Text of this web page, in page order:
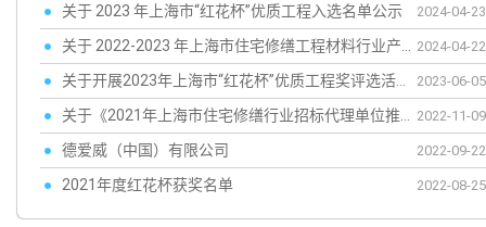
关于 2023 年上海市“红花杯”优质工程入选名单公示 2024-04-23
2024-04-22
关于开展2023年上海市“红花杯”优质工程奖评选活动的通知 2023-06-05
2022-11-09
德爱威（中国）有限公司 2022-09-22
2021年度红花杯获奖名单 2022-08-25